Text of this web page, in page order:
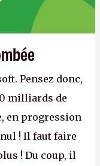
Pensez donc,
milliards de
en progression
! Il faut faire
! Du coup, il